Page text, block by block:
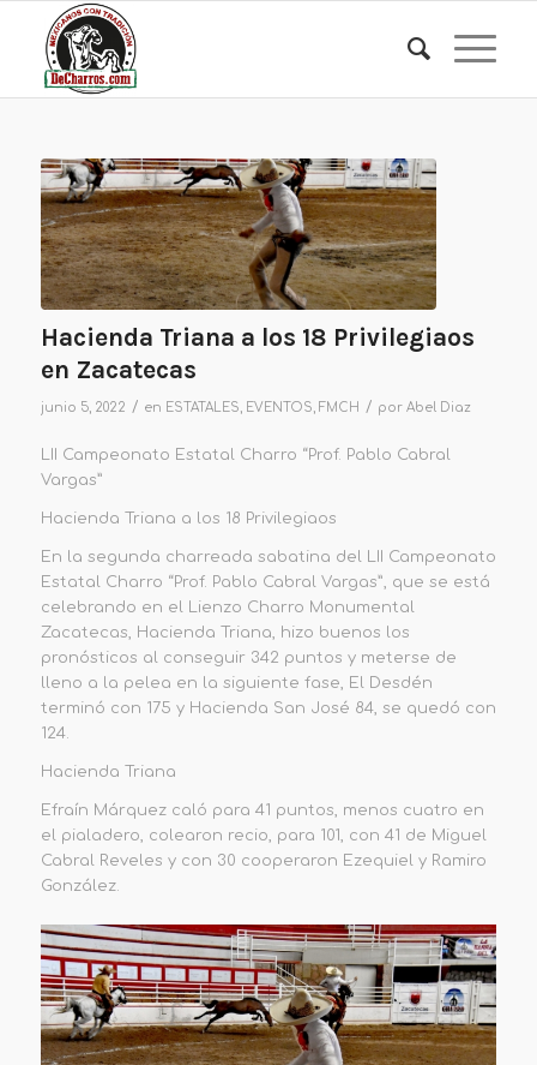
Hacienda Triana a los 18 Privilegiaos
en Zacatecas
junio 5, 2022 / en ESTATALES EVENTOS FMCH / por Abel Diaz
LII Campeonato Estatal Charro “Prof. Pablo Cabral
Vargas”
Hacienda Triana a los 18 Privilegiaos
En la segunda charreada sabatina del LII Campeonato
Estatal Charro “Prof. Pablo Cabral Vargas”, que se está
celebrando en el Lienzo Charro Monumental
Zacatecas, Hacienda Triana, hizo buenos los
pronósticos al
conseguir 342 puntos y meterse de
lleno a la pelea en la siguiente fase,
El Desdén
terminó con 175 y Hacienda San José 84, se quedó con
124.
Hacienda Triana
Efraín Márquez caló para 41 puntos, menos cuatro en
el pialadero, colearon recio, para 101, con 41 de Miguel
Cabral Reveles y con 30 cooperaron Ezequiel y Ramiro
González.